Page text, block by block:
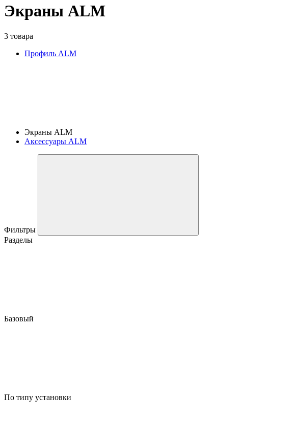
Экраны ALM
3 товара
Профиль ALM
Экраны ALM
Аксессуары ALM
Фильтры
Разделы
Базовый
По типу установки